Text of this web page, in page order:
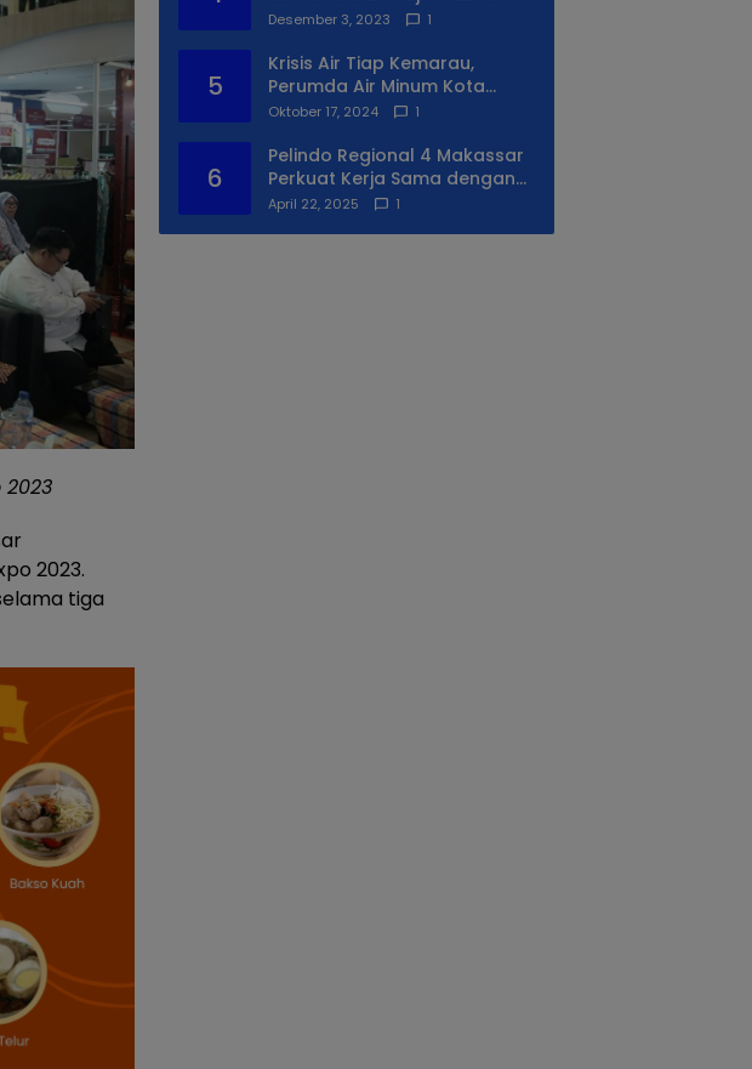
2023.
tiga
Syukuran Ke II
Desember 3, 2023 1
5
Krisis Air Tiap Kemarau,
Perumda Air Minum Kota
Makassar Beri Solusi Terbaik
Oktober 17, 2024 1
6
Pelindo Regional 4 Makassar
Perkuat Kerja Sama dengan
PIP Makassar Lewat Praktek
April 22, 2025 1